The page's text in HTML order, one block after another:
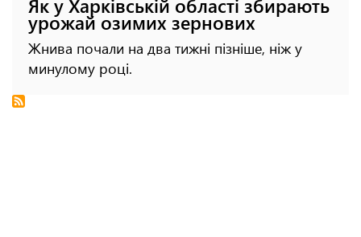
Як у Харківській області збирають
урожай озимих зернових
Жнива почали на два тижні пізніше, ніж у
минулому році.